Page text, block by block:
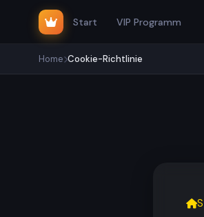
Start VIP Programm
Home Cookie-Richtlinie